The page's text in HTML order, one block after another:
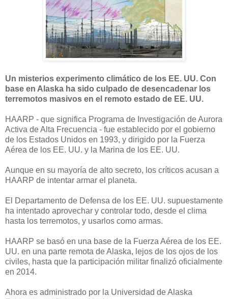
Un misterios experimento climático de los EE. UU. Con
base en Alaska ha sido culpado de desencadenar los
terremotos masivos en el remoto estado de EE. UU.
HAARP - que significa Programa de Investigación de Aurora
Activa de Alta Frecuencia - fue establecido por el gobierno
de los Estados Unidos en 1993, y dirigido por la Fuerza
Aérea de los EE. UU. y la Marina de los EE. UU.
Aunque en su mayoría de alto secreto, los críticos acusan a
HAARP de intentar armar el planeta.
El Departamento de Defensa de los EE. UU. supuestamente
ha intentado aprovechar y controlar todo, desde el clima
hasta los terremotos, y usarlos como armas.
HAARP se basó en una base de la Fuerza Aérea de los EE.
UU. en una parte remota de Alaska, lejos de los ojos de los
civiles, hasta que la participación militar finalizó oficialmente
en 2014.
Ahora es administrado por la Universidad de Alaska